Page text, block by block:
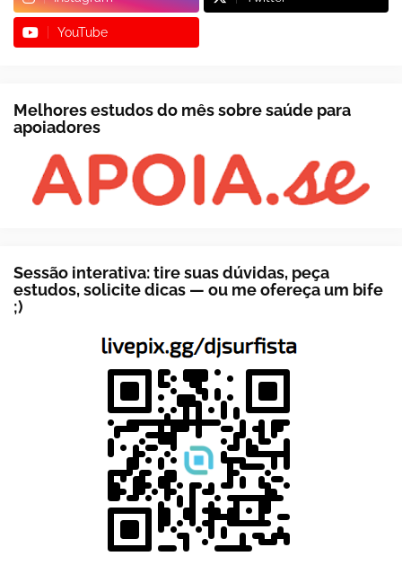
YouTube
Melhores estudos do mês sobre saúde para
apoiadores
Sessão interativa: tire suas dúvidas, peça
estudos, solicite dicas — ou me ofereça um bife
;)